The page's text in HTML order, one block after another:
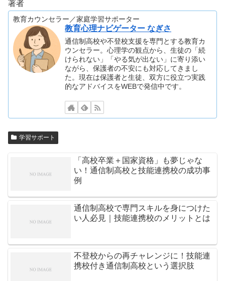
著者
教育カウンセラー／家庭学習サポーター
教育心理ナビゲーター なぎさ
通信制高校や不登校支援を専門とする教育カ
ウンセラー。心理学の観点から、生徒の「続
けられない」「やる気が出ない」に寄り添い
ながら、保護者の不安にも対応してきまし
た。現在は保護者と生徒、双方に役立つ実践
的なアドバイスをWEBで発信中です。
学習サポート
「高校卒業＋国家資格」も夢じゃな
い！通信制高校と技能連携校の成功事
例
通信制高校で専門スキルを身につけた
い人必見｜技能連携校のメリットとは
不登校からの再チャレンジに！技能連
携校付き通信制高校という選択肢